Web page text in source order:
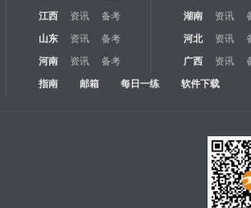
江西 资讯 备考 湖南 资讯
山东 资讯 备考 河北 资讯
河南 资讯 备考 广西 资讯
指南 邮箱 每日一练 软件下载